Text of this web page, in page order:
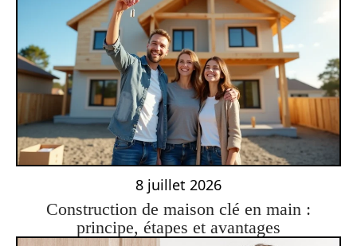
8 juillet 2026
Construction de maison clé en main :
principe, étapes et avantages